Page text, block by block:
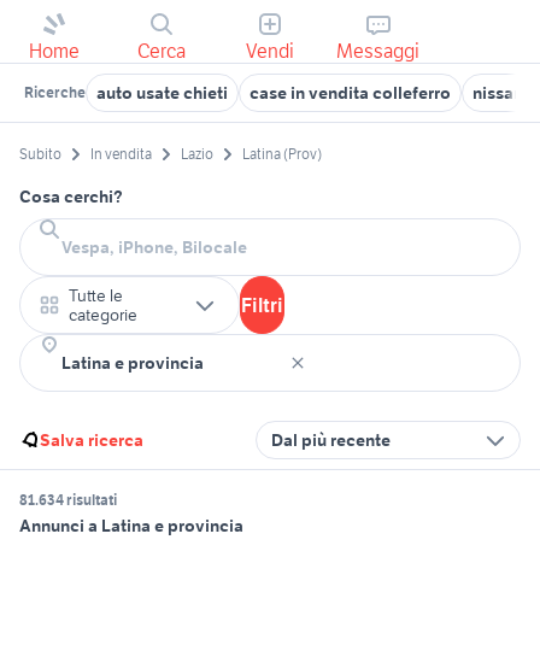
Home Cerca Vendi Messaggi
Ricerche auto usate chieti case in vendita colleferro nissan
Subito In vendita Lazio Latina (Prov)
Cosa cerchi?
Tutte le
categorie
Filtri
Salva ricerca Dal più recente
81.634 risultati
Annunci a Latina e provincia